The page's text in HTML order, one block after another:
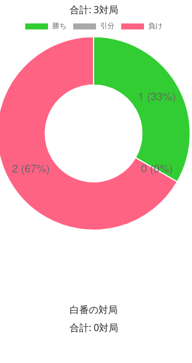
合計: 3対局
白番の対局
合計: 0対局